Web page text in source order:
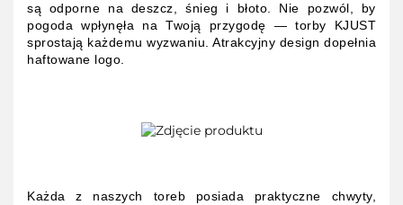
są odporne na deszcz, śnieg i błoto. Nie pozwól, by
pogoda wpłynęła na Twoją przygodę — torby KJUST
sprostają każdemu wyzwaniu. Atrakcyjny design dopełnia
haftowane logo.
Każda z naszych toreb posiada praktyczne chwyty,